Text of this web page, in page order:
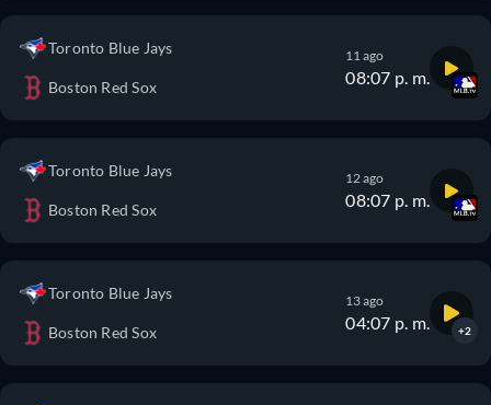
Toronto Blue Jays
Boston Red Sox
11 ago
08:07 p. m.
Toronto Blue Jays
Boston Red Sox
12 ago
08:07 p. m.
Toronto Blue Jays
Boston Red Sox
13 ago
04:07 p. m. +2